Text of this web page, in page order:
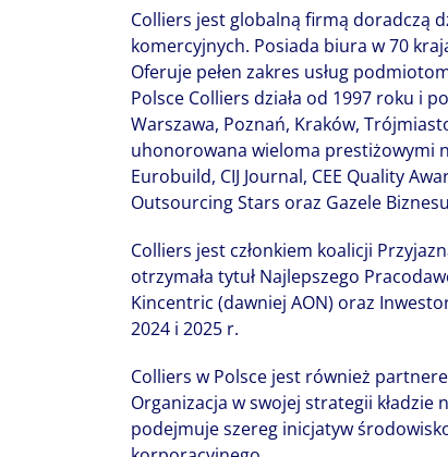
Colliers jest globalną firmą doradczą
komercyjnych. Posiada biura w 70
Oferuje pełen zakres usług
Polsce Colliers działa od 1997 roku i
Warszawa, Poznań, Kraków,
uhonorowana wieloma prestiżowymi
Eurobuild, CIJ Journal, CEE Quality
Outsourcing Stars oraz Gazele
Colliers jest członkiem koalicji
otrzymała tytuł Najlepszego
Kincentric (dawniej AON) oraz
2024 i 2025 r.
Colliers w Polsce jest również
Organizacja w swojej strategii kładzie
podejmuje szereg inicjatyw